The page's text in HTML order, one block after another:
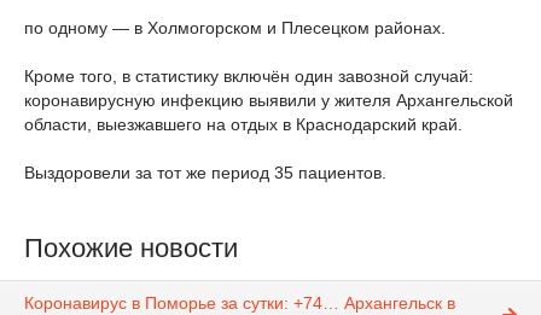
по одному — в Холмогорском и Плесецком районах.
Кроме того, в статистику включён один завозной случай:
коронавирусную инфекцию выявили у жителя Архангельской
области, выезжавшего на отдых в Краснодарский край.
Выздоровели за тот же период 35 пациентов.
Похожие новости
Коронавирус в Поморье за сутки: +74… Архангельск в